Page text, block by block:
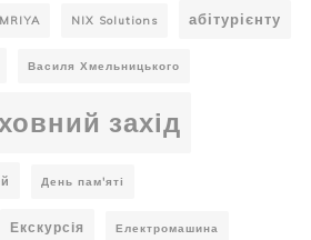
MRIYA NIX Solutions абітурієнту
Василя Хмельницького
захід
День пам'яті
Екскурсія Електромашина